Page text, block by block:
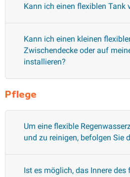
Kann ich einen flexiblen Tank
Kann ich einen kleinen
Zwischendecke oder auf
installieren?
Pflege
Um eine flexible
und zu reinigen, befolgen Sie
Ist es möglich, das Innere des